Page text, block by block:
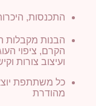
​התכנסות,
הבנות מקבלות
הקרם, ציפוי
ועיצוב צורות
כל משתתפת
מהודרת